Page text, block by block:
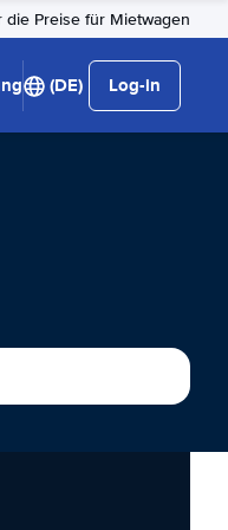
die Preise für Mietwagen
(DE) Log-in